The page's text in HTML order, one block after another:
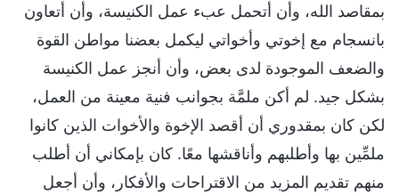
بمقاصد الله، وأن أتحمل عبء عمل الكنيسة، وأن أتعاون
بانسجام مع إخوتي وأخواتي ليكمل بعضنا مواطن القوة
والضعف الموجودة لدى بعض، وأن أنجز عمل الكنيسة
بشكل جيد. لم أكن ملمَّة بجوانب فنية معينة من العمل،
لكن كان بمقدوري أن أقصد الإخوة والأخوات الذين كانوا
ملمِّين بها وأطلبهم وأناقشها معًا. كان بإمكاني أن أطلب
منهم تقديم المزيد من الاقتراحات والأفكار، وأن أجعل